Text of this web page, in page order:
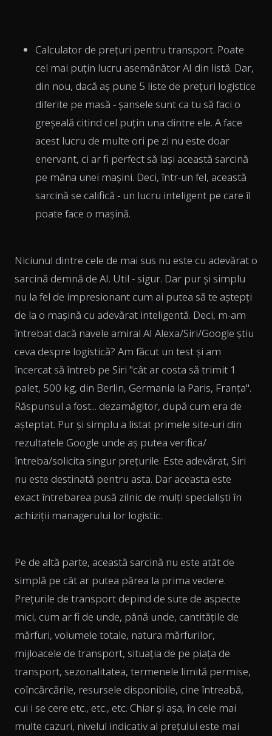
Calculator de prețuri pentru transport. Poate
cel mai puțin lucru asemănător AI din listă. Dar,
din nou, dacă aș pune 5 liste de prețuri logistice
diferite pe masă - șansele sunt ca tu să faci o
greșeală citind cel puțin una dintre ele. A face
acest lucru de multe ori pe zi nu este doar
enervant, ci ar fi perfect să lași această sarcină
pe mâna unei mașini. Deci, într-un fel, această
sarcină se califică - un lucru inteligent pe care îl
poate face o mașină.
Niciunul dintre cele de mai sus nu este cu adevărat o
sarcină demnă de AI. Util - sigur. Dar pur și simplu
nu la fel de impresionant cum ai putea să te aștepți
de la o mașină cu adevărat inteligentă. Deci, m-am
întrebat dacă navele amiral AI Alexa/Siri/Google știu
ceva despre logistică? Am făcut un test și am
încercat să întreb pe Siri "cât ar costa să trimit 1
palet, 500 kg, din Berlin, Germania la Paris, Franța".
Răspunsul a fost... dezamăgitor, după cum era de
așteptat. Pur și simplu a listat primele site-uri din
rezultatele Google unde aș putea verifica/
întreba/solicita singur prețurile. Este adevărat, Siri
nu este destinată pentru asta. Dar aceasta este
exact întrebarea pusă zilnic de mulți specialiști în
achiziții managerului lor logistic.
Pe de altă parte, această sarcină nu este atât de
simplă pe cât ar putea părea la prima vedere.
Prețurile de transport depind de sute de aspecte
mici, cum ar fi de unde, până unde, cantitățile de
mărfuri, volumele totale, natura mărfurilor,
mijloacele de transport, situația de pe piața de
transport, sezonalitatea, termenele limită permise,
coîncărcările, resursele disponibile, cine întreabă,
cui i se cere etc., etc., etc. Chiar și așa, în cele mai
multe cazuri, nivelul indicativ al prețului este mai